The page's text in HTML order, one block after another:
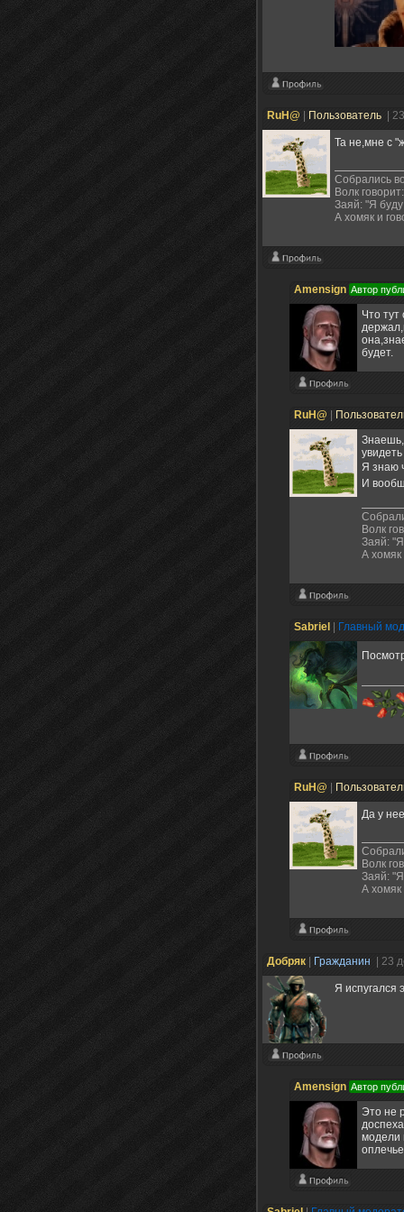
RuH@ Пользователь |
Та не,мне с
Собрались
Волк
Заяй: "Я
А хомяк и
Amensign Автор
Что тут
будет.
RuH@
Я знаю
И
Волк
Заяй:
А хомяк
Sabriel Главный
RuH@
Да у
Волк
Заяй:
А хомяк
Добряк Гражданин | 23
Я испугался
Amensign Автор
Это не
модели